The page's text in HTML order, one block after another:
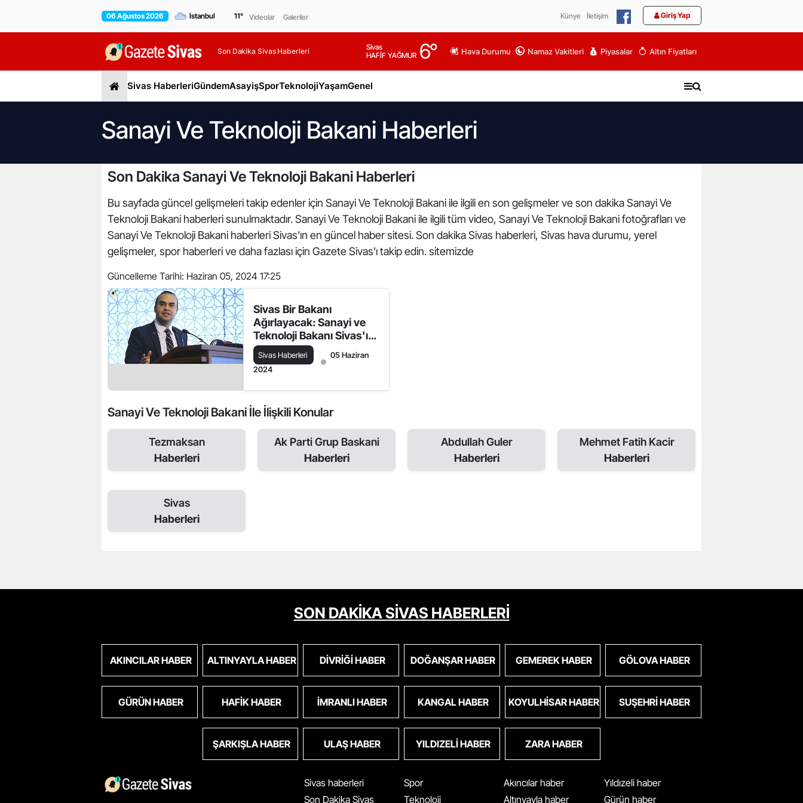
06 Ağustos 2026 11° Videolar Galeriler Künye İletişim Giriş Yap
Son Dakika Sivas Haberleri
Sivas
HAFİF YAĞMUR 6° Hava Durumu Namaz Vakitleri Piyasalar Altın Fiyatları
Sivas HaberleriGündemAsayişSporTeknolojiYaşamGenel
Sanayi Ve Teknoloji Bakani Haberleri
Son Dakika Sanayi Ve Teknoloji Bakani Haberleri
Bu sayfada güncel gelişmeleri takip edenler için Sanayi Ve Teknoloji Bakani ile ilgili en son gelişmeler ve son dakika Sanayi Ve
Teknoloji Bakani haberleri sunulmaktadır. Sanayi Ve Teknoloji Bakani ile ilgili tüm video, Sanayi Ve Teknoloji Bakani fotoğrafları ve
Sanayi Ve Teknoloji Bakani haberleri Sivas'ın en güncel haber sitesi. Son dakika Sivas haberleri, Sivas hava durumu, yerel
gelişmeler, spor haberleri ve daha fazlası için Gazete Sivas'ı takip edin. sitemizde
Güncelleme Tarihi: Haziran 05, 2024 17:25
Sivas Bir Bakanı
Ağırlayacak: Sanayi ve
Teknoloji Bakanı Sivas'ı
Ziyaret Edecek
Sivas Haberleri
05 Haziran
2024
Sanayi Ve Teknoloji Bakani İle İlişkili Konular
Tezmaksan
Haberleri
Ak Parti Grup Baskani
Haberleri
Abdullah Guler
Haberleri
Mehmet Fatih Kacir
Haberleri
Sivas
Haberleri
SON DAKİKA SİVAS HABERLERİ
AKINCILAR HABER ALTINYAYLA HABER DIVRIĞI HABER DOĞANŞAR HABER GEMEREK HABER GÖLOVA HABER
GÜRÜN HABER HAFIK HABER İMRANLI HABER KANGAL HABER KOYULHISAR HABER SUŞEHRI HABER
ŞARKIŞLA HABER ULAŞ HABER YILDIZELI HABER ZARA HABER
Sivas haberleri
Son Dakika Sivas
Spor
Teknoloji
Akıncılar haber
Altınyayla haber
Yıldızeli haber
Gürün haber